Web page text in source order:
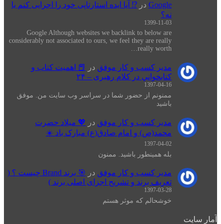
Google در ⁉️ آیا ایده استارتاپی خود را اجرایی کنم یا
نه؟
1399-11-03
Google Although websites we backlink to below are
considerably not associated to ours, we feel they are really
really worth…
مدیر کسب و کار موفق در
📕 اهميت كتاب و
كتابخواني در كلام رهبری – ۲۴
1397-04-16
ممنونم از حضور شما در سراسر وب سایت من. موفق
باشید
مدیر کسب و کار موفق در
💖 میلاد حضرت
محمد(ص) و امام صادق(ع) مبارک باد ☀️
1397-04-02
بله همینطور باشید. ممنون
مدیر کسب و کار موفق در
🎯 برند Brand چیست ؟ (
تعریف برند و تشریح اجزای اصلی برند )
1397-03-28
خوشحالم که موثر هستم
آمار سایت